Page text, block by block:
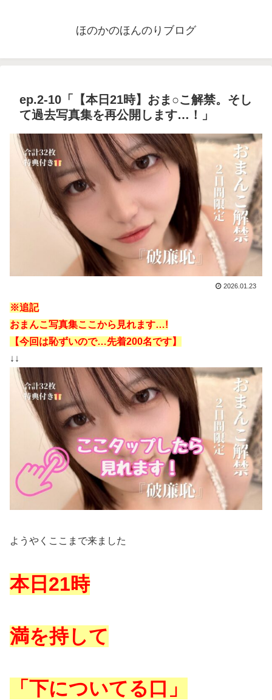
ほのかのほんのりブログ
ep.2-10「【本日21時】おま○こ解禁。そし
て過去写真集を再公開します…！」
2026.01.23
※追記
おまんこ写真集ここから見れます…!
【今回は恥ずいので…先着200名です】
↓↓
ようやくここまで来ました
本日21時
満を持して
「下についてる口」